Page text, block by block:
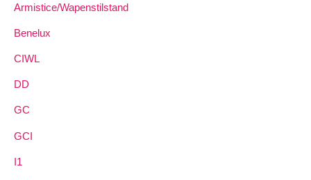
Armistice/Wapenstilstand
Benelux
CIWL
DD
GC
GCI
I1